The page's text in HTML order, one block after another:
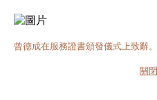
曾德成在服務證書頒發儀式上致辭。
關閉